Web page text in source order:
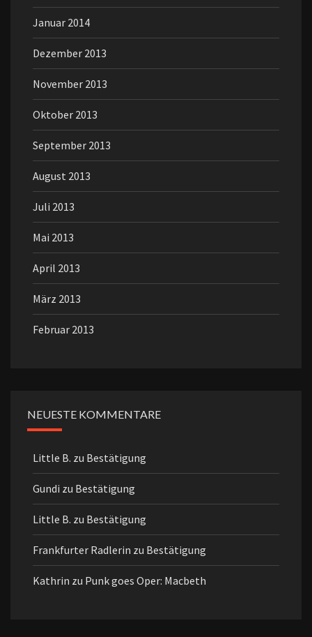
Januar 2014
Dezember 2013
November 2013
Oktober 2013
September 2013
August 2013
Juli 2013
Mai 2013
April 2013
März 2013
Februar 2013
NEUESTE KOMMENTARE
Little B. zu Bestätigung
Gundi zu Bestätigung
Little B. zu Bestätigung
Frankfurter Radlerin zu Bestätigung
Kathrin zu Punk goes Oper: Macbeth